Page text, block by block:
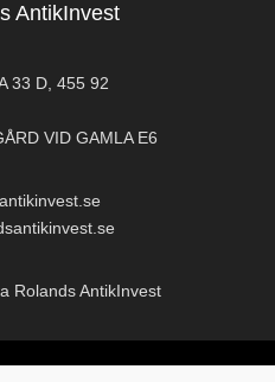
AntikInvest
33 D, 455 92
VID GAMLA E6
Rolands AntikInvest